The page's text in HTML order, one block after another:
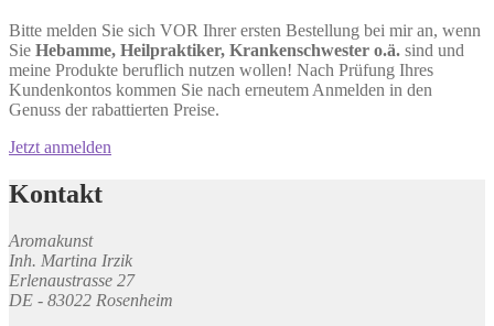
Bitte melden Sie sich VOR Ihrer ersten Bestellung bei mir an, wenn
Sie Hebamme, Heilpraktiker, Krankenschwester o.ä. sind und
meine Produkte beruflich nutzen wollen! Nach Prüfung Ihres
Kundenkontos kommen Sie nach erneutem Anmelden in den
Genuss der rabattierten Preise.
Jetzt anmelden
Kontakt
Aromakunst
Inh. Martina Irzik
Erlenaustrasse 27
DE - 83022 Rosenheim